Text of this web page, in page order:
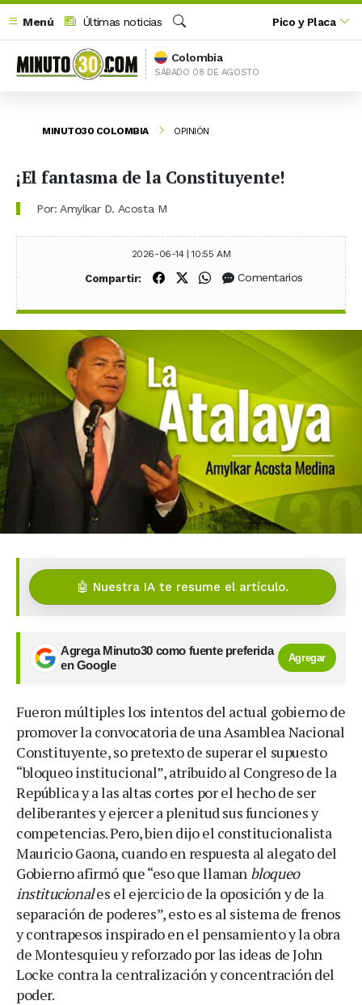
Menú
Últimas noticias
Buscar
Pico y Placa
Colombia
SÁBADO 08 DE AGOSTO
MINUTO30 COLOMBIA OPINIÓN
¡El fantasma de la Constituyente!
Por: Amylkar D. Acosta M
2026-06-14 | 10:55 AM
Compartir: Compartir en Facebook
Compartir en X (Twitter)
Compartir en WhatsApp
Comentarios
🤖 Nuestra IA te resume el artículo.
Agrega Minuto30 como fuente preferida
en Google
Agregar
Fueron múltiples los intentos del actual gobierno de
promover la convocatoria de una Asamblea Nacional
Constituyente, so pretexto de superar el supuesto
“bloqueo institucional”, atribuido al Congreso de la
República y a las altas cortes por el hecho de ser
deliberantes y ejercer a plenitud sus funciones y
competencias. Pero, bien dijo el constitucionalista
Mauricio Gaona, cuando en respuesta al alegato del
Gobierno afirmó que “eso que llaman bloqueo
institucionales el ejercicio de la oposición y de la
separación de poderes”, esto es al sistema de frenos
y contrapesos inspirado en el pensamiento y la obra
de Montesquieu y reforzado por las ideas de John
Locke contra la centralización y concentración del
poder.